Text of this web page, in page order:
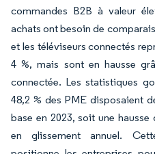
commandes B2B à valeur
achats ont besoin de
et les téléviseurs connectés
4 %, mais sont en hausse
connectée. Les statistiques
48,2 % des PME disposaient
base en 2023, soit une
en glissement annuel.